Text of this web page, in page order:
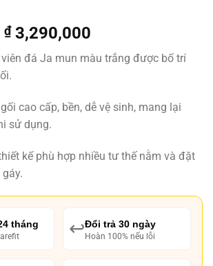
Giá
gốc
là:
₫ 3,890,000.
₫3,290,000
hiện
tại
₫ 3,290,000.
đá Ja mun màu trắng được bố trí
cao cấp, bền, dễ vệ sinh, mang lại
sử dụng.
kế phù hợp nhiều tư thế nằm và đặt
tháng ↩️Đổi trả 30 ngày
Hoàn 100% nếu lỗi